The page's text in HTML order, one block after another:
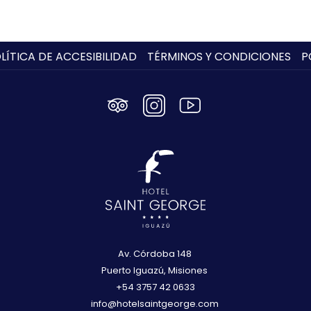
DE ACCESIBILIDAD TÉRMINOS Y CONDICIONES
Av. Córdoba 148
Puerto Iguazú, Misiones
+54 3757 42 0633
info@hotelsaintgeorge.com